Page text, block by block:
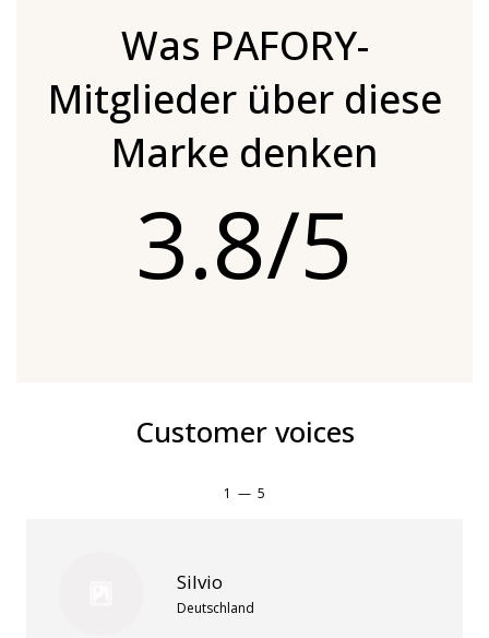
Was PAFORY-
Mitglieder über diese
Marke denken
3.8/5
Customer voices
1 — 5
Silvio
Deutschland